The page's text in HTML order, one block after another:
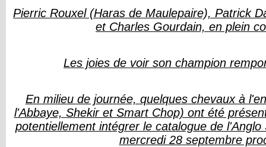
Pierric Rouxel (Haras de Maulepaire), Patrick
et Charles Gourdain, en plein
Les joies de voir son champion
En milieu de journée, quelques chevaux à
l'Abbaye, Shekir et Smart Chop) ont été
potentiellement intégrer le catalogue de l'Anglo
mercredi 28 septembre